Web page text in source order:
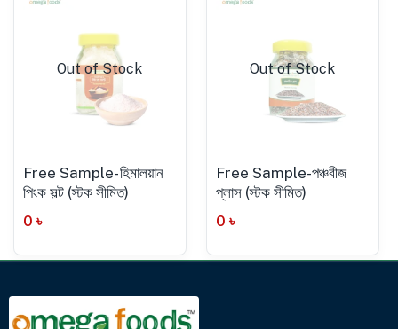
Out of Stock
Free Sample- হিমালয়ান
পিংক সল্ট (স্টক সীমিত)
0 ৳
Out of Stock
Free Sample-পঞ্চবীজ
প্লাস (স্টক সীমিত)
0 ৳